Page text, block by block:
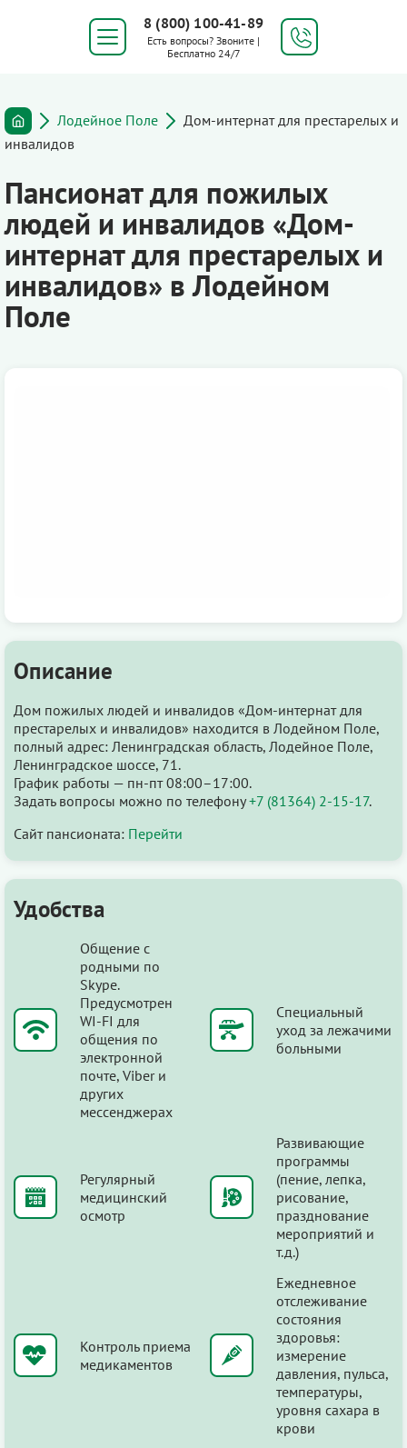
8 (800) 100-41-89
Есть вопросы? Звоните |
Бесплатно 24/7
Лодейное Поле
Дом-интернат для престарелых и
инвалидов
Пансионат для пожилых
людей и инвалидов «Дом-
интернат для престарелых и
инвалидов» в Лодейном
Поле
Описание
Дом пожилых людей и инвалидов «Дом-интернат для
престарелых и инвалидов» находится в Лодейном Поле,
полный адрес: Ленинградская область, Лодейное Поле,
Ленинградское шоссе, 71.
График работы — пн-пт 08:00–17:00.
Задать вопросы можно по телефону+7 (81364) 2-15-17.
Сайт пансионата: Перейти
Удобства
Общение с
родными по
Skype.
Предусмотрен
WI-FI для
общения по
электронной
почте, Viber и
других
мессенджерах
Специальный
уход за лежачими
больными
Регулярный
медицинский
осмотр
Развивающие
программы
(пение, лепка,
рисование,
празднование
мероприятий и
т.д.)
Контроль приема
медикаментов
Ежедневное
отслеживание
состояния
здоровья:
измерение
давления, пульса,
температуры,
уровня сахара в
крови